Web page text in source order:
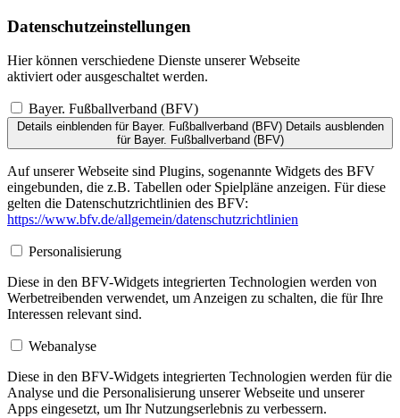
Datenschutzeinstellungen
Hier können verschiedene Dienste unserer Webseite
aktiviert oder ausgeschaltet werden.
Bayer. Fußballverband (BFV)
Details einblendenfür Bayer. Fußballverband (BFV) Details ausblenden
für Bayer. Fußballverband (BFV)
Auf unserer Webseite sind Plugins, sogenannte Widgets des BFV
eingebunden, die z.B. Tabellen oder Spielpläne anzeigen. Für diese
gelten die Datenschutzrichtlinien des BFV:
https://www.bfv.de/allgemein/datenschutzrichtlinien
Personalisierung
Diese in den BFV-Widgets integrierten Technologien werden von
Werbetreibenden verwendet, um Anzeigen zu schalten, die für Ihre
Interessen relevant sind.
Webanalyse
Diese in den BFV-Widgets integrierten Technologien werden für die
Analyse und die Personalisierung unserer Webseite und unserer
Apps eingesetzt, um Ihr Nutzungserlebnis zu verbessern.